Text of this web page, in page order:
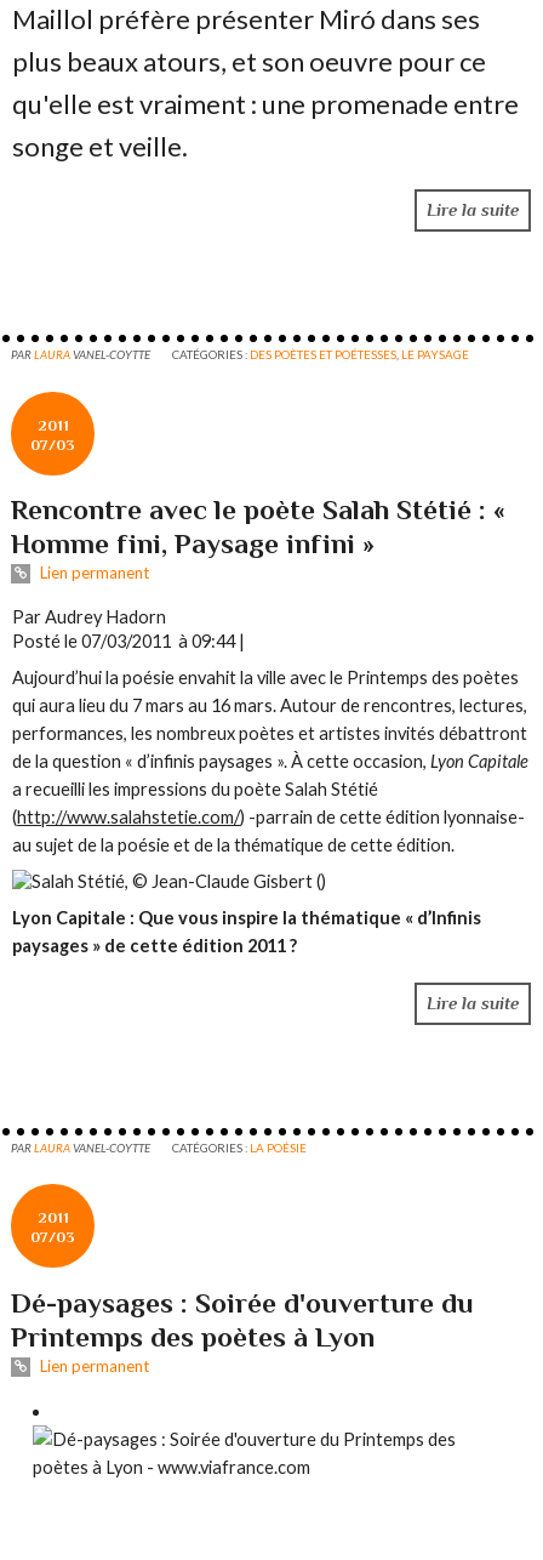
Maillol préfère présenter Miró dans ses
plus beaux atours, et son oeuvre pour ce
qu'elle est vraiment : une promenade entre
songe et veille.
Lire la suite
PARLAURAVANEL-COYTTE CATÉGORIES : DES POÈTES ET POÉTESSES, LE PAYSAGE
2011
07/03
Rencontre avec le poète Salah Stétié : «
Homme fini, Paysage infini »
Lien permanent
Par Audrey Hadorn
Posté le 07/03/2011 à 09:44 |
Aujourd’hui la poésie envahit la ville avec le Printemps des poètes
qui aura lieu du 7 mars au 16 mars. Autour de rencontres, lectures,
performances, les nombreux poètes et artistes invités débattront
de la question « d’infinis paysages ». À cette occasion,Lyon Capitale
a recueilli les impressions du poète Salah Stétié
(http://www.salahstetie.com/) -parrain de cette édition lyonnaise-
au sujet de la poésie et de la thématique de cette édition.
Lyon Capitale : Que vous inspire la thématique « d’Infinis
paysages » de cette édition 2011 ?
Lire la suite
PARLAURAVANEL-COYTTE CATÉGORIES : LA POÉSIE
2011
07/03
Dé-paysages : Soirée d'ouverture du
Printemps des poètes à Lyon
Lien permanent